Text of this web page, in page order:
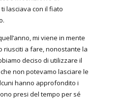
ti lasciava con il fiato
mi viene in mente
riusciti a fare, nonostante la
deciso di utilizzare il
non potevamo lasciare le
hanno approfondito i
presi del tempo per sé